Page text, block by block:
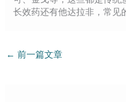
长效药还有他达拉非，常见
← 前一篇文章